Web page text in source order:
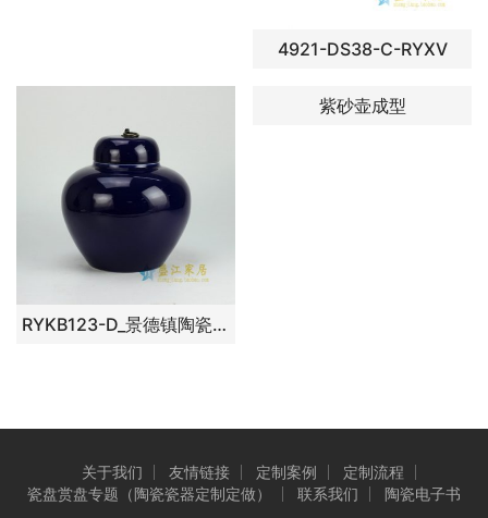
4921-DS38-C-RYXV
RYKB123-D_景德镇陶瓷 颜色釉 祭蓝色 苹果罐 矮罐 储物罐
紫砂壶成型
关于我们 友情链接 定制案例
定制流程
瓷盘赏盘专题（陶瓷瓷器定制定做）
联系我们
陶瓷电子书